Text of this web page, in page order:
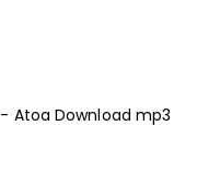
Atoa Download mp3